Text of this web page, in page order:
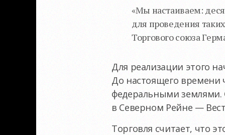
«Мы настаиваем:
для проведения
Торгового союза
Для реализации этого
До настоящего времени
федеральными землями.
в Северном Рейне —
Торговля считает, что